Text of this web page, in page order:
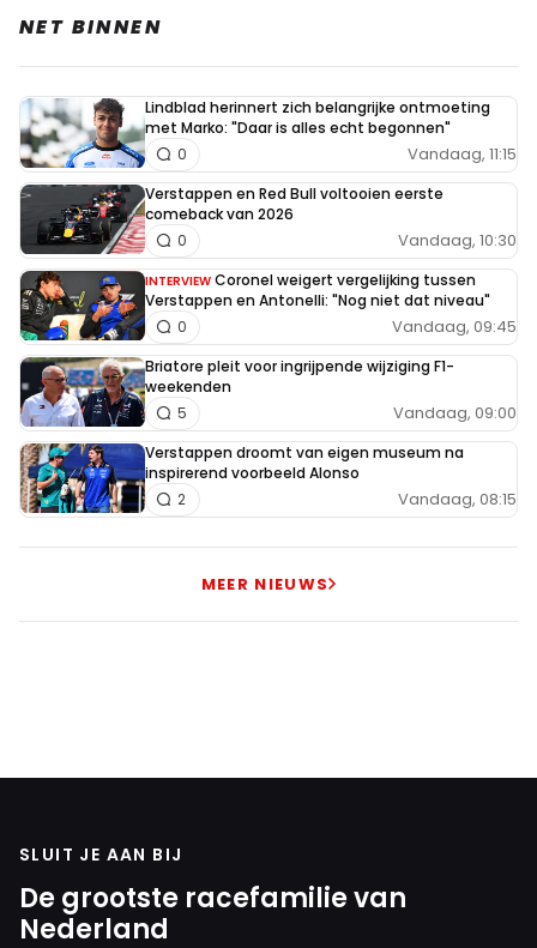
NET BINNEN
Lindblad herinnert zich belangrijke ontmoeting
met Marko: "Daar is alles echt begonnen"
Vandaag, 11:15
0
Verstappen en Red Bull voltooien eerste
comeback van 2026
Vandaag, 10:30
0
INTERVIEW Coronel weigert vergelijking tussen
Verstappen en Antonelli: "Nog niet dat niveau"
Vandaag, 09:45
0
Briatore pleit voor ingrijpende wijziging F1-
weekenden
Vandaag, 09:00
5
Verstappen droomt van eigen museum na
inspirerend voorbeeld Alonso
Vandaag, 08:15
2
MEER NIEUWS
SLUIT JE AAN BIJ
De grootste racefamilie van
Nederland